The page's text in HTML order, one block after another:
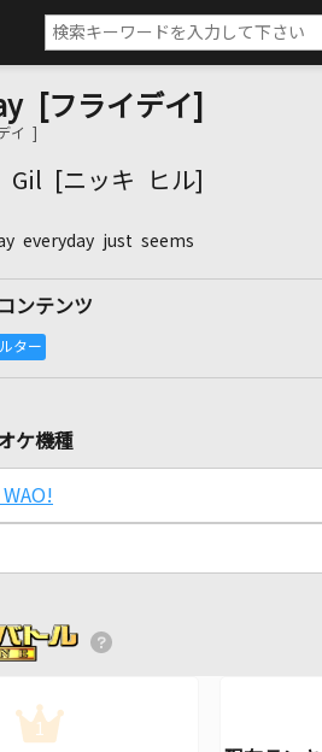
[フライデイ]
イ ]
Gil [ニッキ ヒル]
everyday just seems
ンテンツ
ケ機種
WAO!
1